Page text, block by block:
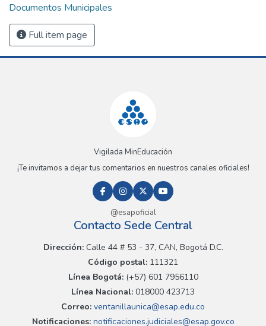
Documentos Municipales
Full item page
Vigilada MinEducación
¡Te invitamos a dejar tus comentarios en nuestros canales oficiales!
@esapoficial
Contacto Sede Central
Dirección:Calle 44 # 53 - 37, CAN, Bogotá D.C.
Código postal: 111321
Línea Bogotá:(+57) 601 7956110
Línea Nacional: 018000 423713
Correo: ventanillaunica@esap.edu.co
Notificaciones:notificaciones.judiciales@esap.gov.co